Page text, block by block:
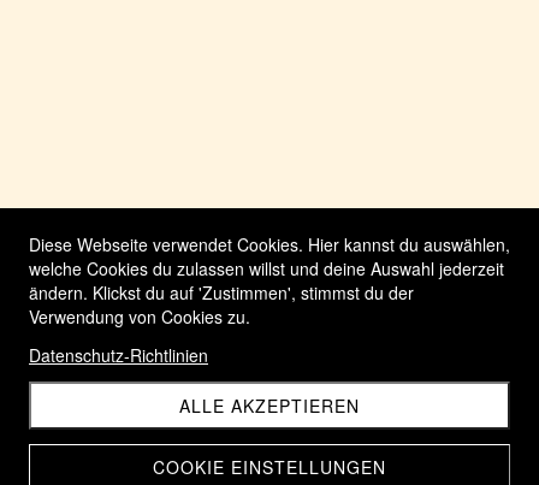
© Beziehungsimpuls 2026
Diese Webseite verwendet Cookies. Hier kannst du auswählen,
welche Cookies du zulassen willst und deine Auswahl jederzeit
ändern. Klickst du auf 'Zustimmen', stimmst du der
Verwendung von Cookies zu.
Datenschutz-Richtlinien
ALLE AKZEPTIEREN
COOKIE EINSTELLUNGEN